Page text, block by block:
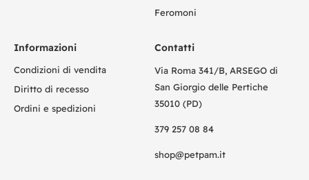
Feromoni
Informazioni
Condizioni di vendita
Diritto di recesso
Ordini e spedizioni
Contatti
Via Roma 341/B, ARSEGO di
San Giorgio delle Pertiche
35010 (PD)
379 257 08 84
shop@petpam.it